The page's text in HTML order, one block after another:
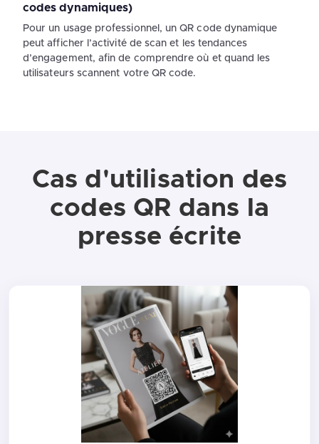
codes dynamiques)
Pour un usage professionnel, un QR code dynamique
peut afficher l’activité de scan et les tendances
d’engagement, afin de comprendre où et quand les
utilisateurs scannent votre QR code.
Cas d'utilisation des
codes QR dans la
presse écrite